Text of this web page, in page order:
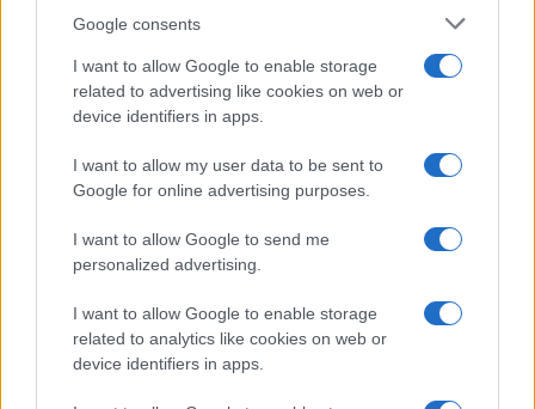
Google consents
I want to allow Google to enable storage
related to advertising like cookies on web or
device identifiers in apps.
I want to allow my user data to be sent to
Google for online advertising purposes.
I want to allow Google to send me
personalized advertising.
I want to allow Google to enable storage
related to analytics like cookies on web or
device identifiers in apps.
concretas
El takeaway aquí es claro: la balanza comercial no